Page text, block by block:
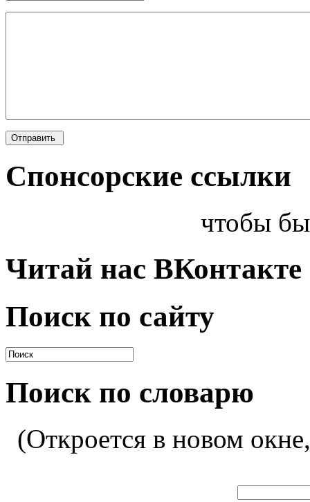
Спонсорские ссылки
чтобы
Читай нас ВКонтакте
Поиск по сайту
Поиск по словарю
(Откроется в новом